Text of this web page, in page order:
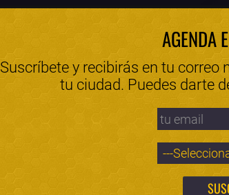
AGENDA
Suscríbete y recibirás en tu
tu ciudad. Puedes darte